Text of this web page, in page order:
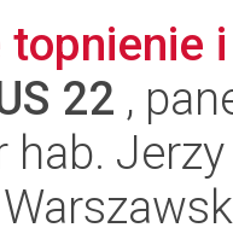
topnienie
22 ,
hab.